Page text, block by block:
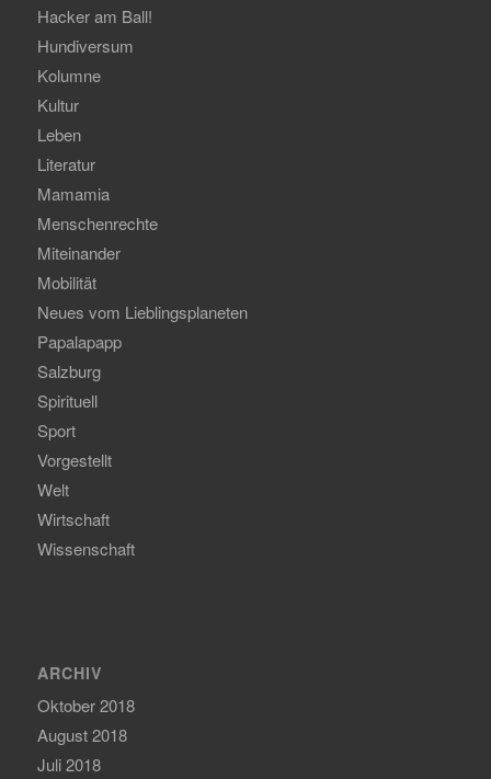
Hacker am Ball!
Hundiversum
Kolumne
Kultur
Leben
Literatur
Mamamia
Menschenrechte
Miteinander
Mobilität
Neues vom Lieblingsplaneten
Papalapapp
Salzburg
Spirituell
Sport
Vorgestellt
Welt
Wirtschaft
Wissenschaft
ARCHIV
Oktober 2018
August 2018
Juli 2018